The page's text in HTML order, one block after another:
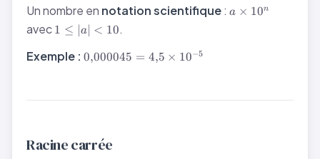
\qquad
10^{-2}
=
0{,}01
Un nombre en notation scientifique: a
a × 10n
avec1
|a|
1 ≤ ∣a∣ < 10.
Exemple : 0{,}000045
0,000045 = 4,5 × 10−5
Racine carrée